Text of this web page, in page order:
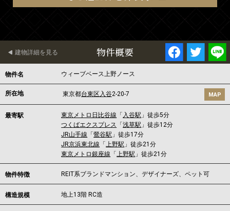
物件概要
建物詳細を見る
物件名 ウィーブベース上野ノース
所在地 東京都台東区 入谷2-20-7 MAP
最寄駅 東京メトロ日比谷線 「 入谷駅 」徒歩5分
つくばエクスプレス 「浅草駅 」徒歩12分
JR山手線 「鶯谷駅 」徒歩17分
JR京浜東北線 「上野駅 」徒歩21分
東京メトロ銀座線 「上野駅 」徒歩21分
物件特徴 REIT系ブランドマンション、デザイナーズ、ペット可
構造規模 地上13階 RC造